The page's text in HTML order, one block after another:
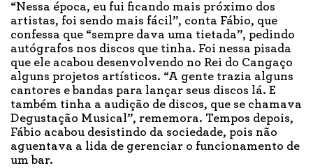
“Nessa época, eu fui ficando mais próximo dos
artistas, foi sendo mais fácil”, conta Fábio, que
confessa que “sempre dava uma tietada”, pedindo
autógrafos nos discos que tinha. Foi nessa pisada
que ele acabou desenvolvendo no Rei do Cangaço
alguns projetos artísticos. “A gente trazia alguns
cantores e bandas para lançar seus discos lá. E
também tinha a audição de discos, que se chamava
Degustação Musical”, rememora. Tempos depois,
Fábio acabou desistindo da sociedade, pois não
aguentava a lida de gerenciar o funcionamento de
um bar.